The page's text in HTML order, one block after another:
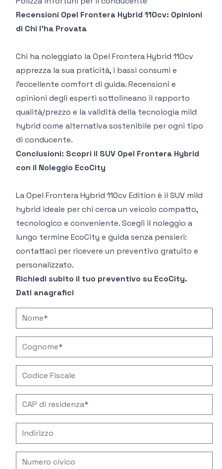
Recensioni Opel Frontera Hybrid 110cv: Opinioni
di Chi l’ha Provata
Chi ha noleggiato laOpel Frontera Hybrid 110cv
apprezza la sua praticità, i bassi consumi e
l’eccellente comfort di guida. Recensioni e
opinioni degli esperti sottolineano il rapporto
qualità/prezzo e la validità della tecnologia mild
hybrid come alternativa sostenibile per ogni tipo
di conducente.
Conclusioni: Scopri il SUV Opel Frontera Hybrid
con il Noleggio EcoCity
LaOpel Frontera Hybrid 110cv Edition è il SUV mild
hybrid ideale per chi cerca un veicolo compatto,
tecnologico e conveniente. Scegli il noleggio a
lungo termine EcoCity e guida senza pensieri:
contattaci per ricevere un preventivo gratuito e
personalizzato.
Richiedi subito il tuo preventivo su EcoCity.
Dati anagrafici